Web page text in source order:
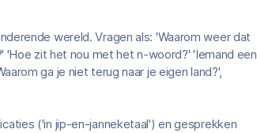
wereld. Vragen als: 'Waarom weer dat
'Hoe zit het nou met het n-woord?' 'Iemand een
ga je niet terug naar je eigen land?',
('in jip-en-janneketaal') en gesprekken